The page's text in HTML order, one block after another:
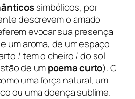
simbólicos, por
descrevem o amado
evocar sua presença
um aroma, de um espaço
/ tem o cheiro / do sol
de umpoema curto). O
uma força natural, um
ou uma doença sublime.